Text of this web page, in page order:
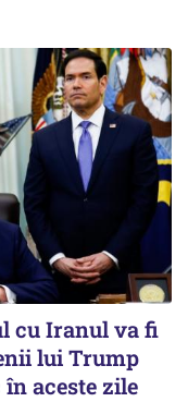
cu Iranul va fi
lui Trump
aceste zile